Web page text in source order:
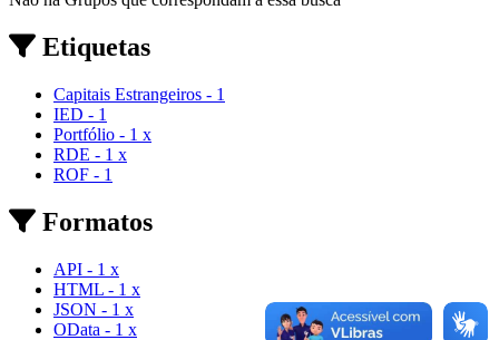
Etiquetas
Capitais Estrangeiros - 1
IED - 1
Portfólio - 1 x
RDE - 1 x
ROF - 1
Formatos
API - 1 x
HTML - 1 x
JSON - 1 x
OData - 1 x